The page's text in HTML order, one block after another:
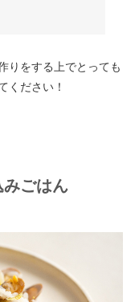
りをする上でとっても
ください！
ごはん